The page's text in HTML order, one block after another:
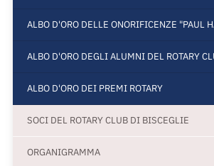
ALBO D'ORO DELLE ONORIFICENZE "PAUL
ALBO D'ORO DEGLI ALUMNI DEL ROTARY
ALBO D'ORO DEI PREMI ROTARY
SOCI DEL ROTARY CLUB DI BISCEGLIE
ORGANIGRAMMA